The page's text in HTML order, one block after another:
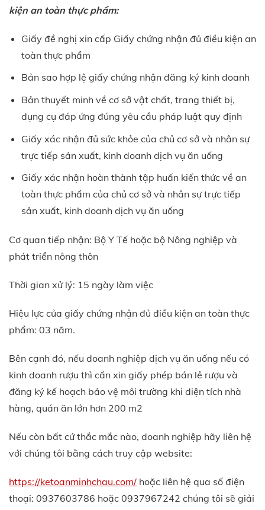
kiện an toàn thực phẩm:
Giấy đề nghị xin cấp Giấy chứng nhận đủ điều kiện an
toàn thực phẩm
Bản sao hợp lệ giấy chứng nhận đăng ký kinh doanh
Bản thuyết minh về cơ sở vật chất, trang thiết bị,
dụng cụ đáp ứng đúng yêu cầu pháp luật quy định
Giấy xác nhận đủ sức khỏe của chủ cơ sở và nhân sự
trực tiếp sản xuất, kinh doanh dịch vụ ăn uống
Giấy xác nhận hoàn thành tập huấn kiến thức về an
toàn thực phẩm của chủ cơ sở và nhân sự trực tiếp
sản xuất, kinh doanh dịch vụ ăn uống
Cơ quan tiếp nhận: Bộ Y Tế hoặc bộ Nông nghiệp và
phát triển nông thôn
Thời gian xử lý: 15 ngày làm việc
Hiệu lực của giấy chứng nhận đủ điều kiện an toàn thực
phẩm: 03 năm.
Bên cạnh đó, nếu doanh nghiệp dịch vụ ăn uống nếu có
kinh doanh rượu thì cần xin giấy phép bán lẻ rượu và
đăng ký kế hoạch bảo vệ môi trường khi diện tích nhà
hàng, quán ăn lớn hơn 200 m2
Nếu còn bất cứ thắc mắc nào, doanh nghiệp hãy liên hệ
với chúng tôi bằng cách truy cập website:
https://ketoanminhchau.com/ hoặc liên hệ qua số điện
thoại: 0937603786 hoặc 0937967242 chúng tôi sẽ giải